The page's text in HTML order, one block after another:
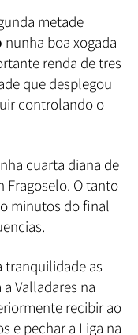
metade
nunha boa xogada
renda de tres
que desplegou
controlando o
cuarta diana de
Fragoselo. O tanto
minutos do final
tranquilidade as
Valladares na
recibir ao
e pechar a Liga na